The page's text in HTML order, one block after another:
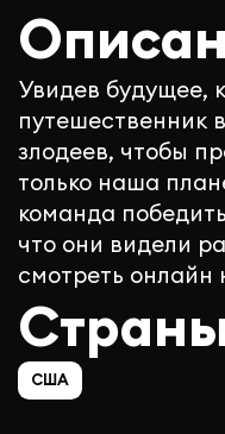
Увидев будущее,
путешественник
злодеев, чтобы
только наша
команда
что они видели
смотреть онлайн
США